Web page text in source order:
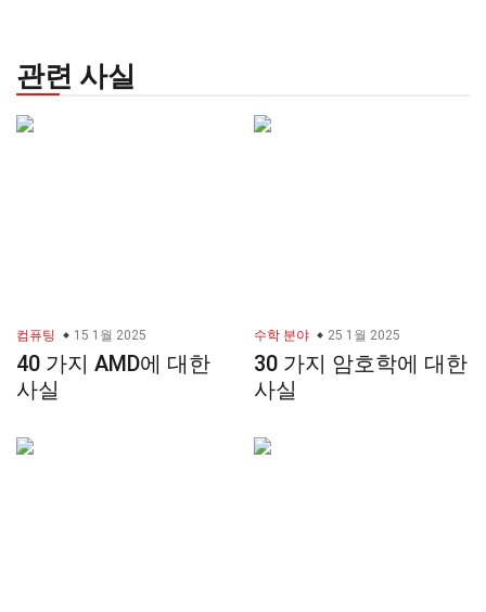
관련 사실
컴퓨팅 15 1월 2025
40 가지 AMD에 대한
사실
수학 분야 25 1월 2025
30 가지 암호학에 대한
사실